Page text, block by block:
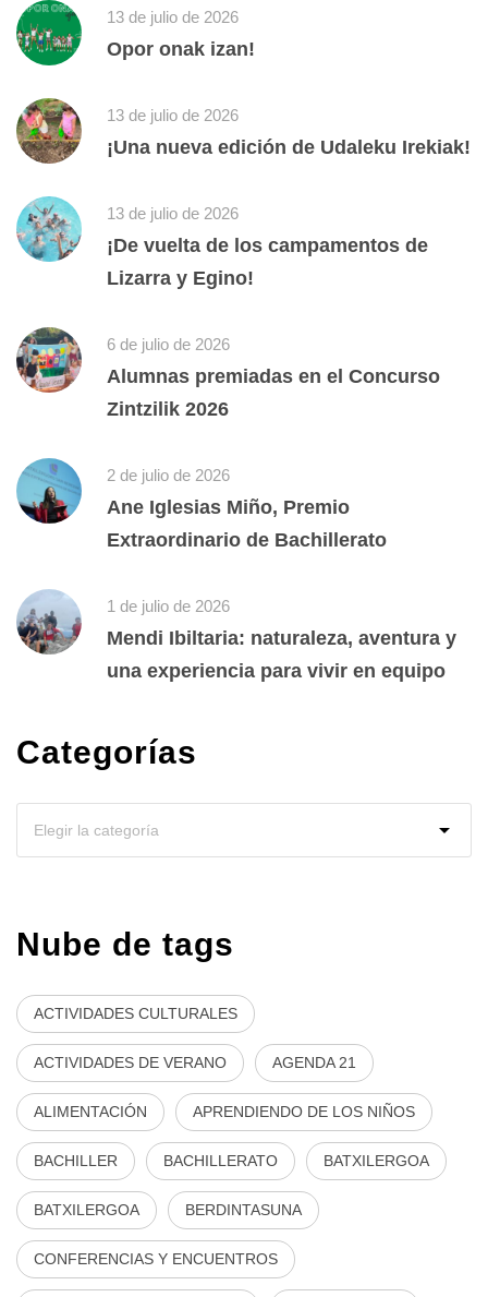
13 de julio de 2026
Opor onak izan!
13 de julio de 2026
¡Una nueva edición de Udaleku Irekiak!
13 de julio de 2026
¡De vuelta de los campamentos de
Lizarra y Egino!
6 de julio de 2026
Alumnas premiadas en el Concurso
Zintzilik 2026
2 de julio de 2026
Ane Iglesias Miño, Premio
Extraordinario de Bachillerato
1 de julio de 2026
Mendi Ibiltaria: naturaleza, aventura y
una experiencia para vivir en equipo
Categorías
Nube de tags
ACTIVIDADES CULTURALES
ACTIVIDADES DE VERANO AGENDA 21
ALIMENTACIÓN APRENDIENDO DE LOS NIÑOS
BACHILLER BACHILLERATO BATXILERGOA
BATXILERGOA BERDINTASUNA
CONFERENCIAS Y ENCUENTROS